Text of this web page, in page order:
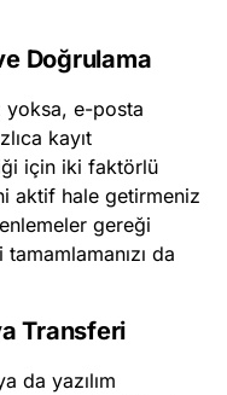
Doğrulama
yoksa, e-posta
kayıt
için iki faktörlü
aktif hale getirmeniz
gereği
da
Transferi
da yazılım